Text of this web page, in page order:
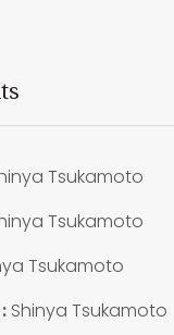
Tsukamoto
Tsukamoto
Tsukamoto
Shinya Tsukamoto